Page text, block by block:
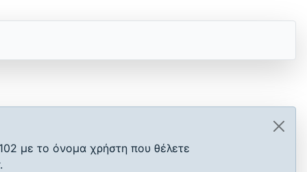
με το όνομα χρήστη που θέλετε